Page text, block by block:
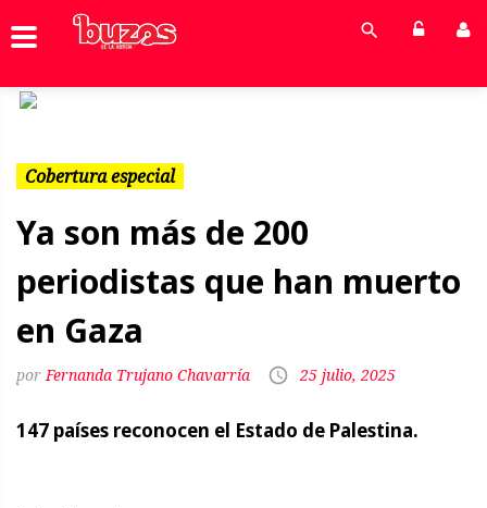
Cobertura especial
Ya son más de 200
periodistas que han muerto
en Gaza
Fernanda Trujano Chavarría 25 julio, 2025
147 países reconocen el Estado de Palestina.